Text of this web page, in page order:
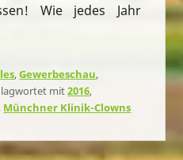
Wie jedes Jahr
,Gewerbeschau,
mit2016,
, Münchner Klinik-Clowns